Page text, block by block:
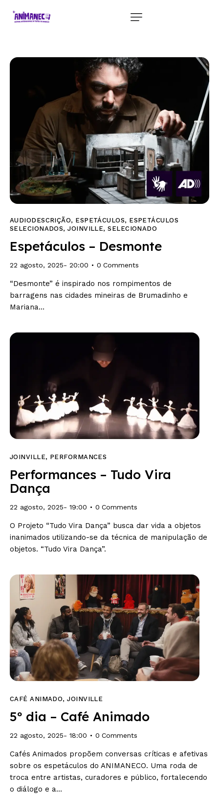
AUDIODESCRIÇÃO, ESPETÁCULOS, ESPETÁCULOS
SELECIONADOS,JOINVILLE,SELECIONADO
Espetáculos – Desmonte
22 agosto, 2025- 20:00 0 Comments
“Desmonte” é inspirado nos rompimentos de
barragens nas cidades mineiras de Brumadinho e
Mariana…
JOINVILLE, PERFORMANCES
Performances – Tudo Vira
Dança
22 agosto, 2025- 19:00 0 Comments
O Projeto “Tudo Vira Dança” busca dar vida a objetos
inanimados utilizando-se da técnica de manipulação de
objetos. “Tudo Vira Dança”.
CAFÉ ANIMADO,JOINVILLE
5º dia – Café Animado
22 agosto, 2025- 18:00 0 Comments
Cafés Animados propõem conversas críticas e afetivas
sobre os espetáculos do ANIMANECO. Uma roda de
troca entre artistas, curadores e público, fortalecendo
o diálogo e a…